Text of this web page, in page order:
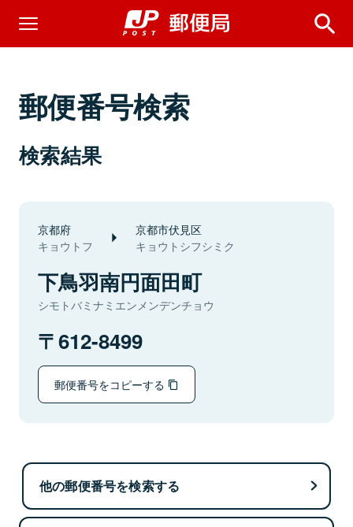
郵便番号検索
検索結果
京都府
キョウトフ
京都市伏見区
キョウトシフシミク
下鳥羽南円面田町
シモトバミナミエンメンデンチョウ
612-8499
郵便番号をコピーする
他の郵便番号を検索する